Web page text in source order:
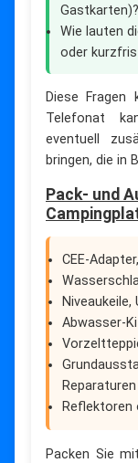
Gastkarten)?
Wie lauten
oder
Diese
Telefonat
eventuell
bringen, die in
Pack- und
CEE-
Abwasser-
Reparaturen
Reflektoren
Packen Sie